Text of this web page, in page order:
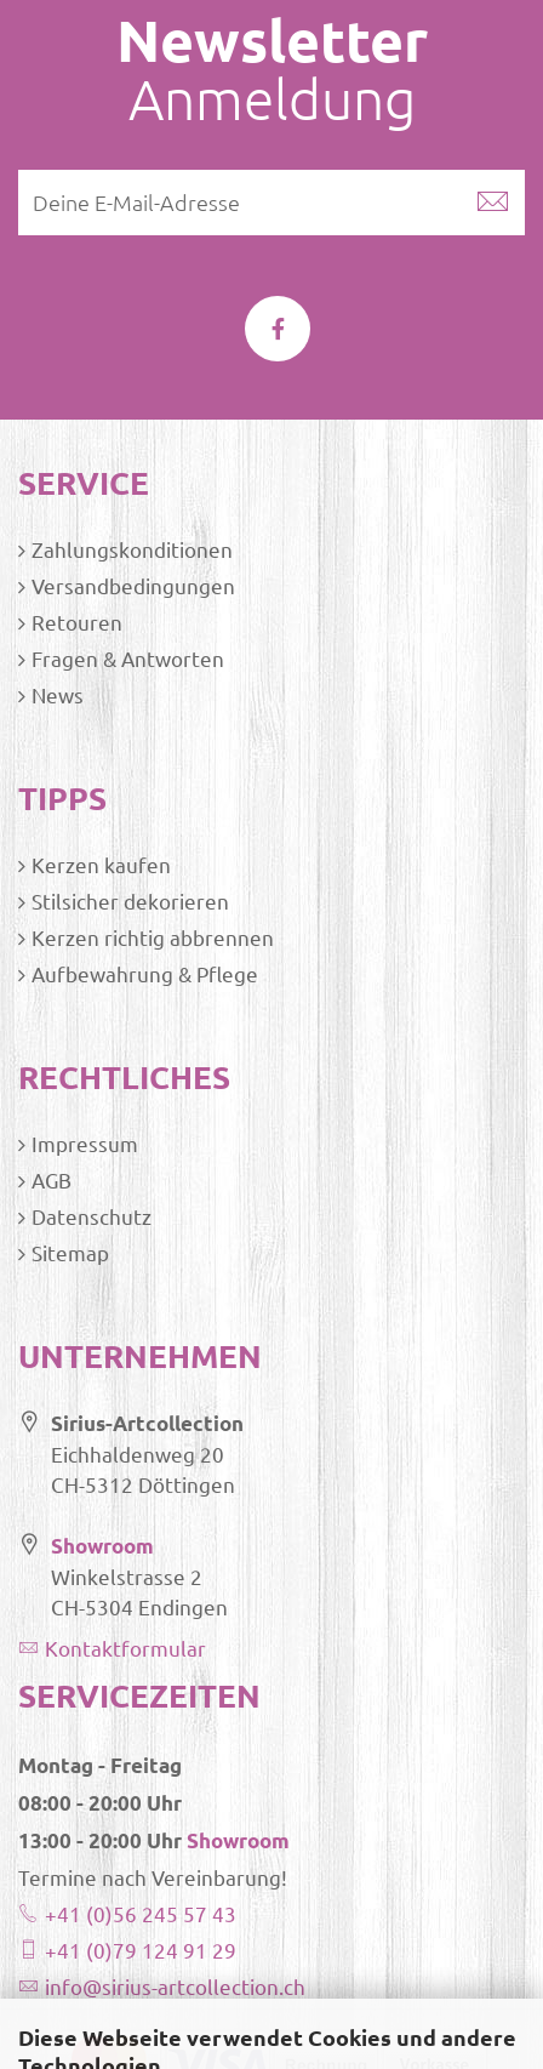
Diese Webseite verwendet Cookies und andere
Newsletter
Anmeldung
SERVICE
Zahlungskonditionen
Versandbedingungen
Retouren
Fragen & Antworten
News
TIPPS
Kerzen kaufen
Stilsicher dekorieren
Kerzen richtig abbrennen
Aufbewahrung & Pflege
RECHTLICHES
Impressum
AGB
Datenschutz
Sitemap
UNTERNEHMEN
Sirius-Artcollection
Eichhaldenweg 20
CH-5312 Döttingen
Showroom
Winkelstrasse 2
CH-5304 Endingen
Kontaktformular
SERVICEZEITEN
Montag - Freitag
08:00 - 20:00 Uhr
13:00 - 20:00 UhrShowroom
Termine nach Vereinbarung!
+41 (0)56 245 57 43
+41 (0)79 124 91 29
info@sirius-artcollection.ch